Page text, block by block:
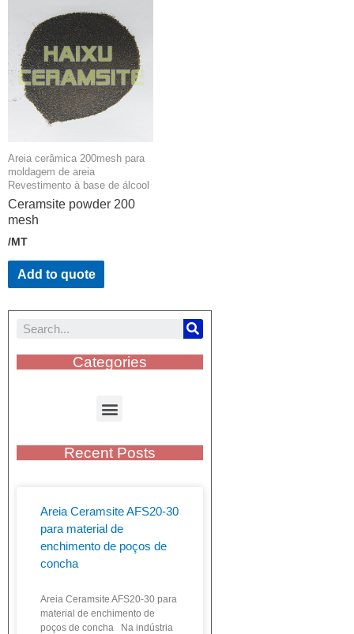
Areia cerâmica 200mesh para
moldagem de areia
Revestimento à base de álcool
Ceramsite powder 200
mesh
/MT
Add to quote
Categories
Recent Posts
Areia Ceramsite AFS20-30
para material de
enchimento de poços de
concha
Areia Ceramsite AFS20-30 para
material de enchimento de
poços de concha Na indústria